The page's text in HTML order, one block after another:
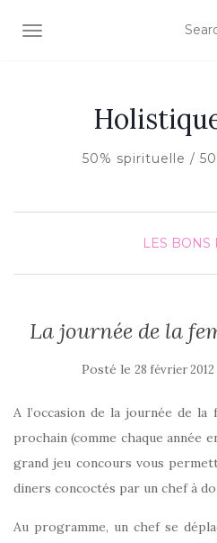
AFFICHER/MASQUER LA
50% spirituelle /
LES BONS
La journée de la
Posté le 28 février 2012
A l’occasion de la journée de
prochain (comme chaque année
grand jeu concours vous
diners concoctés par un chef à
Au programme, un chef se